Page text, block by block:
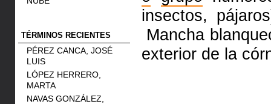
TÉRMINOS RECIENTES
PÉREZ CANCA, JOSÉ
LUIS
LÓPEZ HERRERO,
MARTA
NAVAS GONZÁLEZ,
insectos,
Mancha
exterior de la